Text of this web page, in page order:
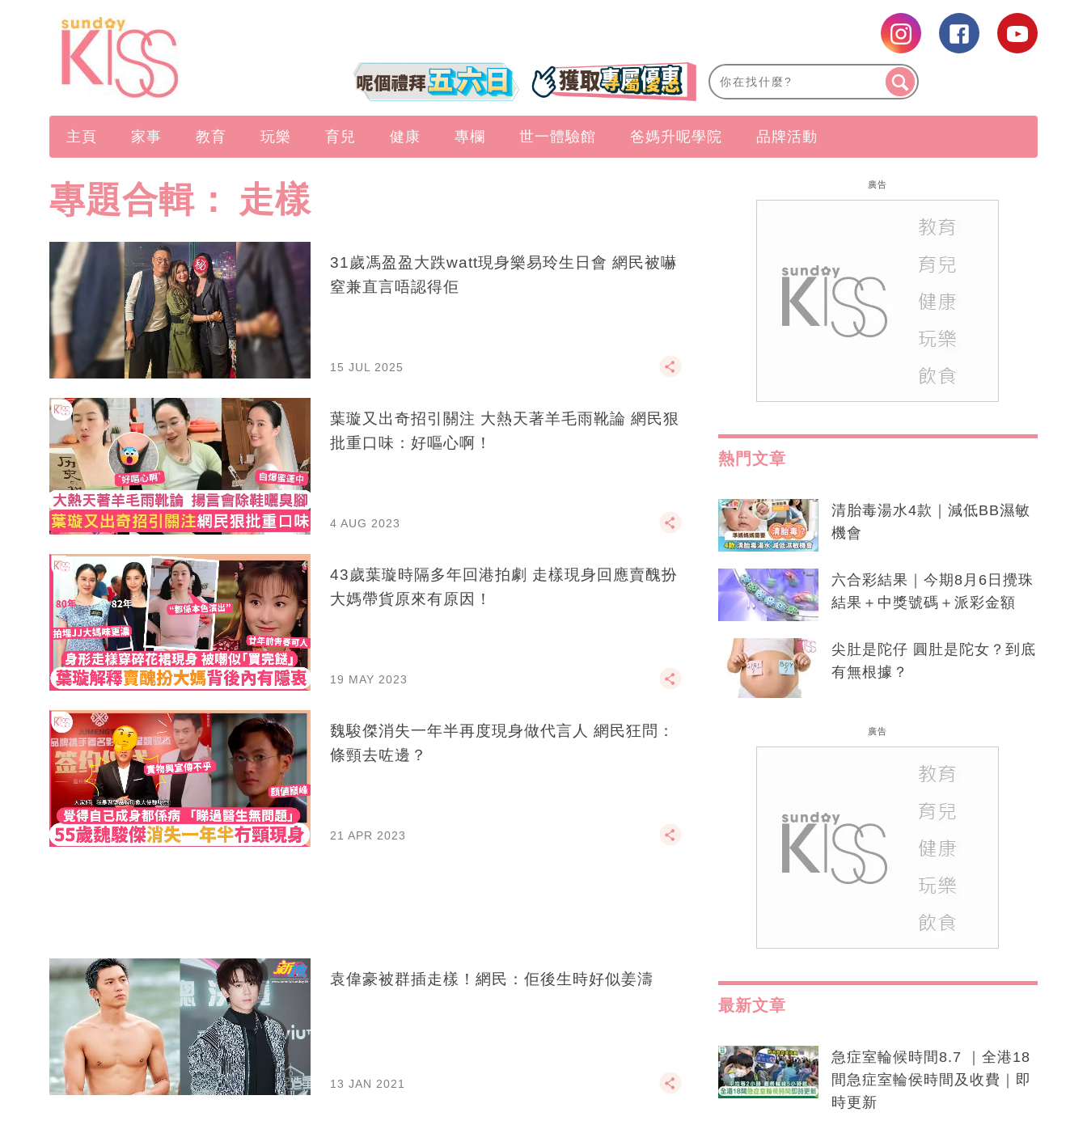
主頁 家事 教育 玩樂 育兒 健康 專欄 世一體驗館 爸媽升呢學院 品牌活動
專題合輯： 走樣
31歲馮盈盈大跌watt現身樂易玲生日會 網民被嚇
窒兼直言唔認得佢
15 JUL 2025
葉璇又出奇招引關注 大熱天著羊毛雨靴論 網民狠
批重口味：好嘔心啊！
4 AUG 2023
43歲葉璇時隔多年回港拍劇 走樣現身回應賣醜扮
大媽帶貨原來有原因！
19 MAY 2023
魏駿傑消失一年半再度現身做代言人 網民狂問：
條頸去咗邊？
21 APR 2023
袁偉豪被群插走樣！網民：佢後生時好似姜濤
13 JAN 2021
廣告
熱門文章
清胎毒湯水4款｜減低BB濕敏
機會
六合彩結果｜今期8月6日攪珠
結果＋中獎號碼＋派彩金額
尖肚是陀仔 圓肚是陀女？到底
有無根據？
廣告
最新文章
急症室輪候時間8.7 ｜全港18
間急症室輪侯時間及收費｜即
時更新